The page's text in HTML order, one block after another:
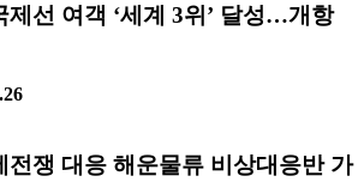
제선 여객 ‘세계 3위’ 달성…개항
전쟁 대응 해운물류 비상대응반 가